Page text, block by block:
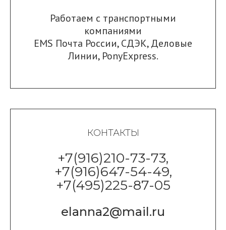
Работаем с транспортными
компаниями
EMS Почта России,СДЭК,Деловые
Линии, PonyExpress.
КОНТАКТЫ
+7(916)210-73-73,
+7(916)647-54-49,
+7(495)225-87-05
elanna2@mail.ru